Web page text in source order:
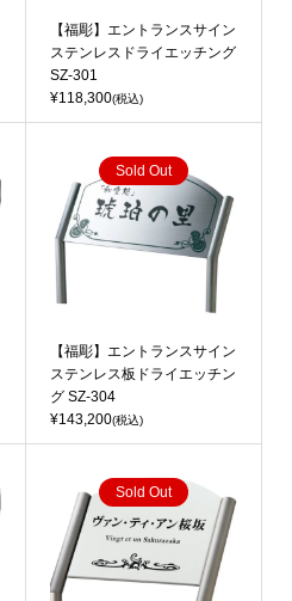
【福彫】エントランスサイン
ステンレスドライエッチング
SZ-301
¥118,300(税込)
Sold Out
【福彫】エントランスサイン
ステンレス板ドライエッチン
グ SZ-304
¥143,200(税込)
Sold Out